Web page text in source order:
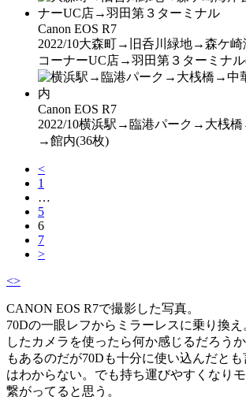
Canon EOS R7
2022/10大森町→旧呑川緑地→森ケ
コーナーUC店→羽田第３ターミナル
Canon EOS R7
2022/10横浜駅→臨港パーク→大桟
→館内(36枚)
<
1
…
5
6
7
>
<>
CANON EOS R7で撮影した写真。
70Dの一眼レフからミラーレスに乗り換
したカメラを使ったら何か感じるだろう
もあるのだが70Dも十分に使い込んだとも
はわからない。でも持ち運びやすくなり
繋がってると思う。